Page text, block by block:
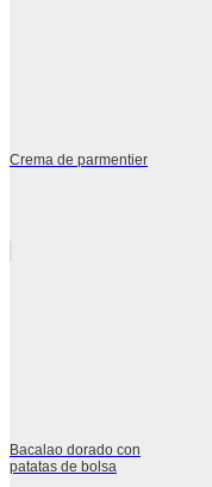
Crema de parmentier
Bacalao dorado con
patatas de bolsa